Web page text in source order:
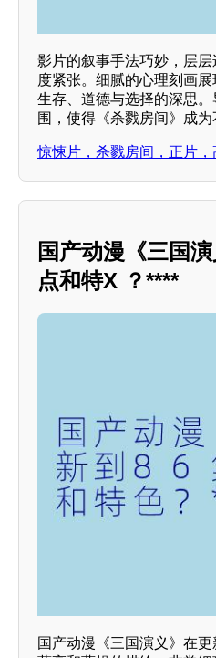
影片的叙事手法巧妙，层
度紧张。细腻的心理刻画
生存、道德与选择的深思
围，使得《杀戮房间》成为
惊悚片，杀戮房间，正片，
国产动漫《三国
点和特X ？****
国产动漫《三国演义》在